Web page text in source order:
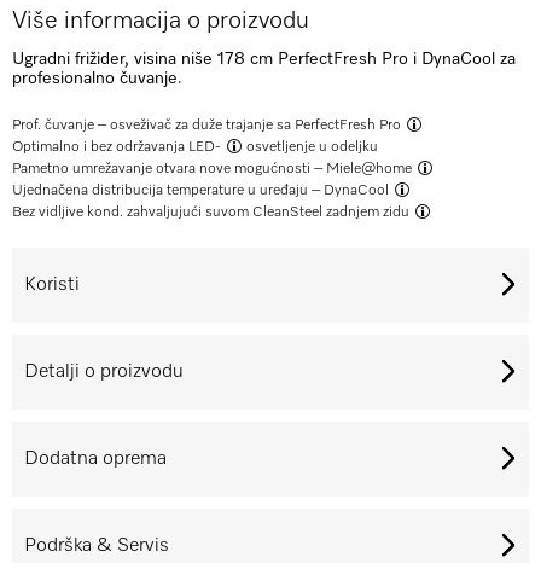
Više informacija o proizvodu
Ugradni frižider, visina niše 178 cm PerfectFresh Pro i DynaCool za
profesionalno čuvanje.
Prof. čuvanje – osveživač za duže trajanje sa PerfectFresh Pro
Optimalno i bez održavanja LED-
osvetljenje u odeljku
Pametno umrežavanje otvara nove mogućnosti – Miele@home
Ujednačena distribucija temperature u uređaju – DynaCool
Bez vidljive kond. zahvaljujući suvom CleanSteel zadnjem zidu
Koristi
Detalji o proizvodu
Dodatna oprema
Podrška & Servis